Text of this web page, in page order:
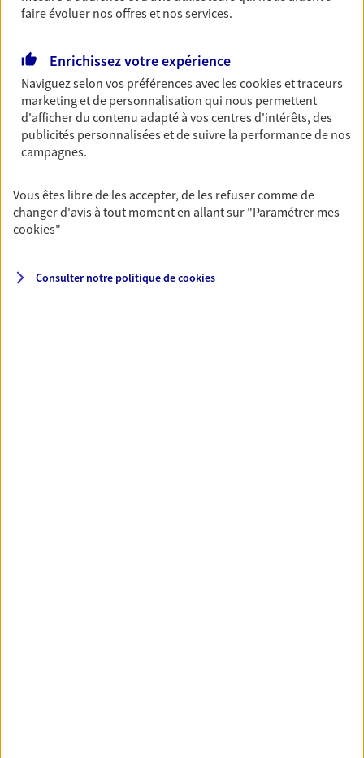
Préparez sereinement ce nouveau chapitre de
votre vie avec les conseils d'un expert. Découvrez
notre solution PER (Plan Epargne Retraite)
spécialement conçue pour la retraite.
Couvrez vos dépenses de santé ainsi que celles de
votre famille avec la complémentaire santé qui
vous ressemble.
Prévoyance
faire évoluer nos offres et nos services.
Enrichissez votre expérience
Naviguez selon vos préférences avec lescookies et traceurs
marketing et de personnalisation qui nous permettent
d'afficher du contenu adapté à vos centres d'intérêts, des
publicités personnalisées et de suivre la performance de nos
campagnes.
Vous êtes libre de les accepter, de les refuser comme de
changer d'avis à tout moment en allant sur "Paramétrer mes
cookies"
Consulter notre politique decookies